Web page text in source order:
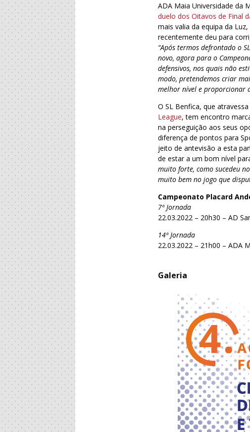
ADA Maia Universidade da
duelo dos Oitavos de Final
mais valia da equipa da
recentemente deu para
“Após termos defrontado o
novo, agora para o
defensivos, nos quais não
modo, pretendemos criar
melhor nível e proporcionar
O SL Benfica, que
League, tem encontro
na perseguição aos seus
diferença de pontos para
jeito de antevisão a esta
de estar a um bom nível
muito forte, como sucedeu
muito bem no jogo que
Campeonato Placard
7ª Jornada
22.03.2022 – 20h30 – AD
14ª Jornada
22.03.2022 – 21h00 – ADA
Galeria